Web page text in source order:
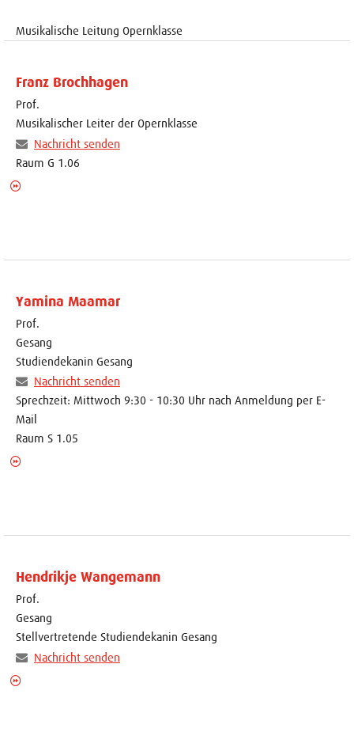
Musikalische Leitung Opernklasse
Franz Brochhagen
Prof.
Musikalischer Leiter der Opernklasse
Nachricht senden
Raum G 1.06
Yamina Maamar
Prof.
Gesang
Studiendekanin Gesang
Nachricht senden
Sprechzeit: Mittwoch 9:30 - 10:30 Uhr nach Anmeldung per E-
Mail
Raum S 1.05
Hendrikje Wangemann
Prof.
Gesang
Stellvertretende Studiendekanin Gesang
Nachricht senden